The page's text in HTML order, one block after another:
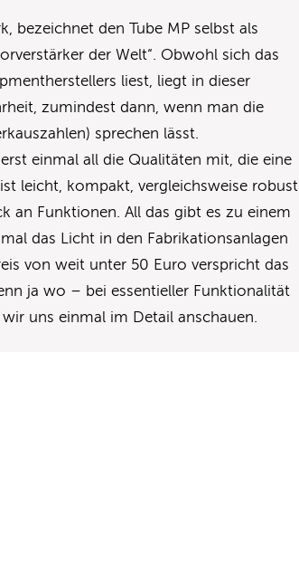
bezeichnet den Tube MP selbst als
der Welt“. Obwohl sich das
liest, liegt in dieser
zumindest dann, wenn man die
sprechen lässt.
einmal all die Qualitäten mit, die eine
leicht, kompakt, vergleichsweise robust
an Funktionen. All das gibt es zu einem
das Licht in den Fabrikationsanlagen
von weit unter 50 Euro verspricht das
ja wo – bei essentieller Funktionalität
uns einmal im Detail anschauen.